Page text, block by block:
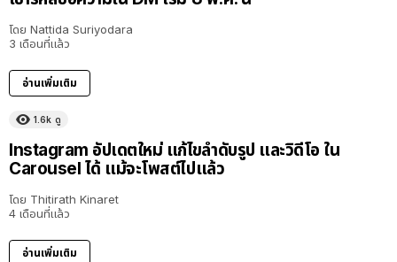
โดย Nattida Suriyodara
3 เดือนที่แล้ว
อ่านเพิ่มเติม
1.6k ดู
Instagram อัปเดตใหม่ แก้ไขลำดับรูป และวิดีโอ ใน
Carousel ได้ แม้จะโพสต์ไปแล้ว
โดย Thitirath Kinaret
4 เดือนที่แล้ว
อ่านเพิ่มเติม